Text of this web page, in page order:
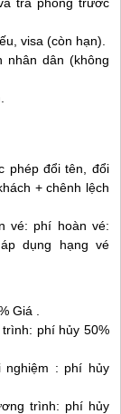
visa (còn hạn).
nhân dân (không
phép đổi tên, đổi
+ chênh lệch
vé: phí hoàn vé:
dụng hạng vé
Giá .
phí hủy 50%
nghiệm : phí hủy
trình: phí hủy